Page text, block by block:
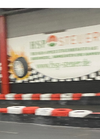
abseits
Straßen